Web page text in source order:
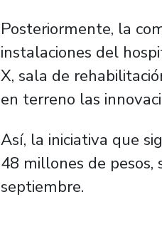
Posteriormente, la
instalaciones del
X, sala de
en terreno las
Así, la iniciativa que
48 millones de pesos,
septiembre.